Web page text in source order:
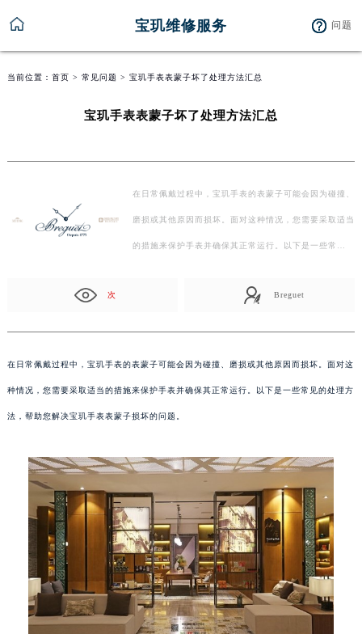
宝玑维修服务 问题
当前位置： 首页 > 常见问题 > 宝玑手表表蒙子坏了处理方法汇总
宝玑手表表蒙子坏了处理方法汇总
在日常佩戴过程中，宝玑手表的表蒙子可能会因为碰撞、
磨损或其他原因而损坏。面对这种情况，您需要采取适当
的措施来保护手表并确保其正常运行。以下是一些常…
次 Breguet
在日常佩戴过程中，宝玑手表的表蒙子可能会因为碰撞、磨损或其他原因而损坏。面对这
种情况，您需要采取适当的措施来保护手表并确保其正常运行。以下是一些常见的处理方
法，帮助您解决宝玑手表表蒙子损坏的问题。